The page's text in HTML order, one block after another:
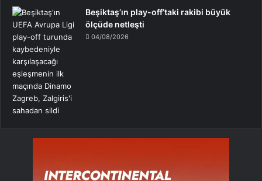
Beşiktaş’ın play-off’taki rakibi büyük
ölçüde netleşti
04/08/2026